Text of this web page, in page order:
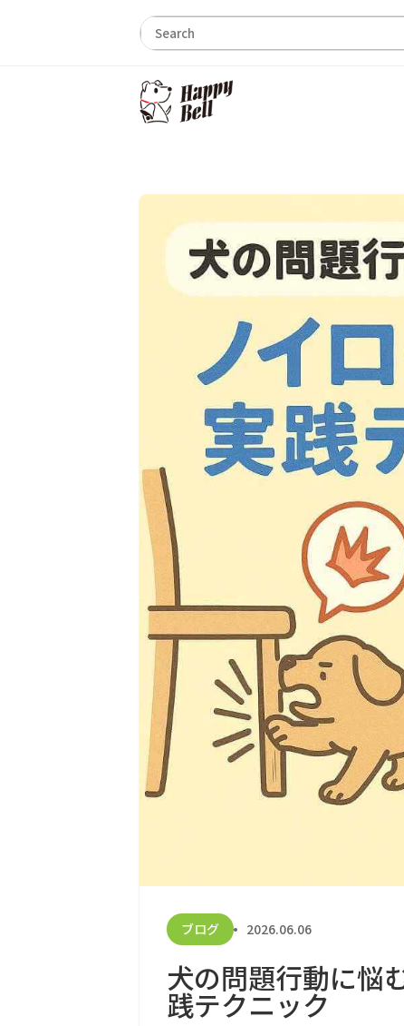
ブログ 2026.06.06
犬の問題行動に悩
践テクニック